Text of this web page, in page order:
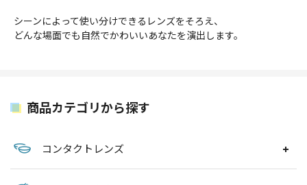
シーンによって使い分けできるレンズをそろえ、
どんな場面でも自然でかわいいあなたを演出します。
商品カテゴリから探す
コンタクトレンズ